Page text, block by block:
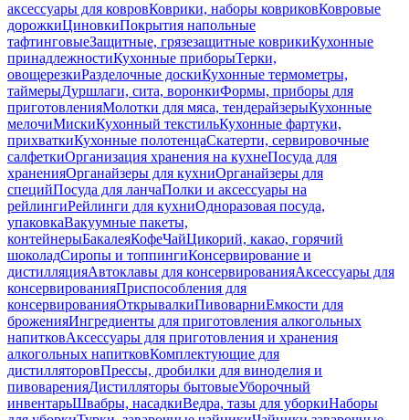
аксессуары для ковровКоврики, наборы ковриковКовровые
дорожкиЦиновкиПокрытия напольные
тафтинговыеЗащитные, грязезащитные коврикиКухонные
принадлежностиКухонные приборыТерки,
овощерезкиРазделочные доскиКухонные термометры,
таймерыДуршлаги, сита, воронкиФормы, приборы для
приготовленияМолотки для мяса, тендерайзерыКухонные
мелочиМискиКухонный текстильКухонные фартуки,
прихваткиКухонные полотенцаСкатерти, сервировочные
салфеткиОрганизация хранения на кухнеПосуда для
храненияОрганайзеры для кухниОрганайзеры для
специйПосуда для ланчаПолки и аксессуары на
рейлингиРейлинги для кухниОдноразовая посуда,
упаковкаВакуумные пакеты,
контейнерыБакалеяКофеЧайЦикорий, какао, горячий
шоколадСиропы и топпингиКонсервирование и
дистилляцияАвтоклавы для консервированияАксессуары для
консервированияПриспособления для
консервированияОткрывалкиПивоварниЕмкости для
броженияИнгредиенты для приготовления алкогольных
напитковАксессуары для приготовления и хранения
алкогольных напитковКомплектующие для
дистилляторовПрессы, дробилки для виноделия и
пивоваренияДистилляторы бытовыеУборочный
инвентарьШвабры, насадкиВедра, тазы для уборкиНаборы